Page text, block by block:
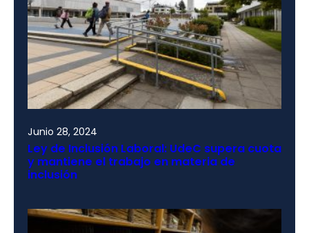
Junio 28, 2024
Ley de Inclusión Laboral: UdeC supera cuota
y mantiene el trabajo en materia de
inclusión